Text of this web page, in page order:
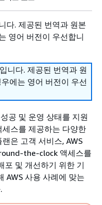
다. 제공된 번역과 원본
영어 버전이 우선합니
니다. 제공된 번역과 원
에는 영어 버전이 우선
공 및 운영 상태를 지원
스를 제공하는 다양한
은 고객 서비스, AWS
the-clock 액세스를
포 및 개선하기 위한 기
AWS 사용 사례에 맞는